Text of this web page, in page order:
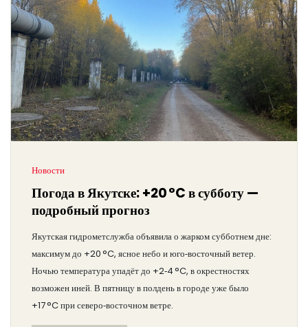
Новости
Погода в Якутске: +20 °C в субботу —
подробный прогноз
Якутская гидрометслужба объявила о жарком субботнем дне:
максимум до +20 °C, ясное небо и юго‑восточный ветер.
Ночью температура упадёт до +2‑4 °C, в окрестностях
возможен иней. В пятницу в полдень в городе уже было
+17 °C при северо‑восточном ветре.